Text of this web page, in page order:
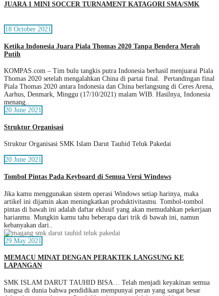
JUARA 1 MINI SOCCER TURNAMENT KATAGORI SMA/SMK
18 October 2021
Ketika Indonesia Juara Piala Thomas 2020 Tanpa Bendera Merah
Putih
KOMPAS.com – Tim bulu tangkis putra Indonesia berhasil menjuarai Piala
Thomas 2020 setelah mengalahkan China di partai final. Pertandingan final
Piala Thomas 2020 antara Indonesia dan China berlangsung di Ceres Arena,
Aarhus, Denmark, Minggu (17/10/2021) malam WIB. Hasilnya, Indonesia
menang..
20 June 2021
Struktur Organisasi
Struktur Organisasi SMK Islam Darut Tauhid Teluk Pakedai
20 June 2021
Tombol Pintas Pada Keyboard di Semua Versi Windows
Jika kamu menggunakan sistem operasi Windows setiap harinya, maka
artikel ini dijamin akan meningkatkan produktivitasmu. Tombol-tombol
pintas di bawah ini adalah daftar eklusif yang akan memudahkan pekerjaan
harianmu. Mungkin kamu tahu beberapa dari trik di bawah ini, namun
kebanyakan dari..
29 May 2021
MEMACU MINAT DENGAN PERAKTEK LANGSUNG KE
LAPANGAN
SMK ISLAM DARUT TAUHID BISA… Telah menjadi keyakinan semua
bangsa di dunia bahwa pendidikan mempunyai peran yang sangat besar